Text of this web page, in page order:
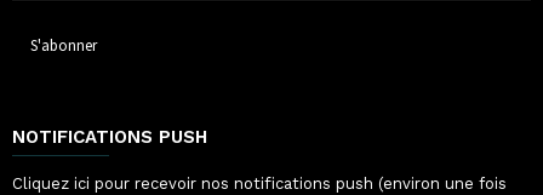
NOTIFICATIONS PUSH
Cliquez ici pour recevoir nos notifications push (environ une fois